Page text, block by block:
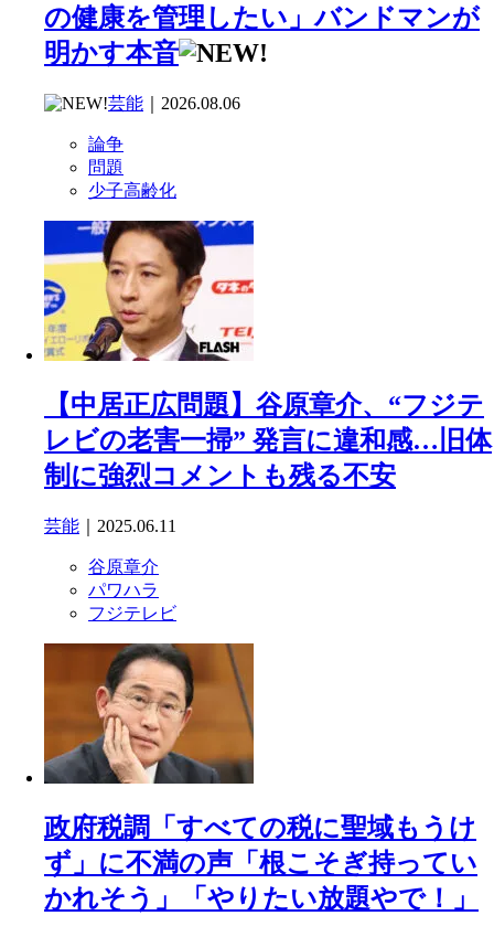
の健康を管理したい」バンドマンが
明かす本音
芸能 ｜2026.08.06
論争
問題
少子高齢化
【中居正広問題】谷原章介、“フジテ
レビの老害一掃” 発言に違和感…旧体
制に強烈コメントも残る不安
芸能 ｜2025.06.11
谷原章介
パワハラ
フジテレビ
政府税調「すべての税に聖域もうけ
ず」に不満の声「根こそぎ持ってい
かれそう」「やりたい放題やで！」